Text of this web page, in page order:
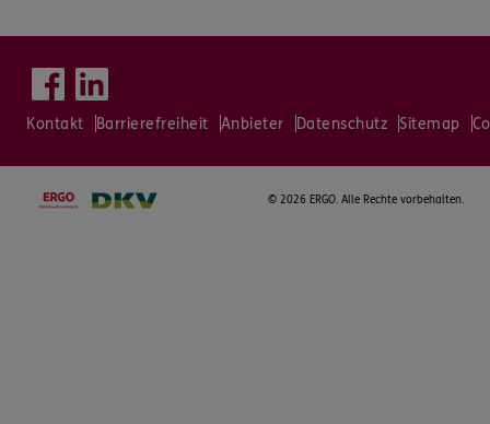
Kontakt Barrierefreiheit Anbieter Datenschutz Sitemap
© 2026 ERGO. Alle Rechte vorbehalten.